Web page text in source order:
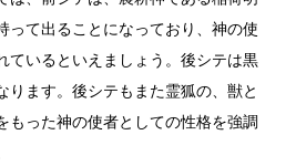
って出ることになっており、神の使
ているといえましょう。後シテは黒
ります。後シテもまた霊狐の、獣と
もった神の使者としての性格を強調